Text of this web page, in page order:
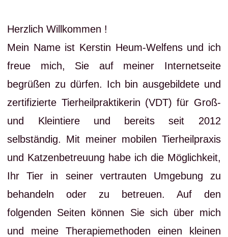
Herzlich Willkommen !
Mein Name ist Kerstin Heum-Welfens und ich
freue mich, Sie auf meiner Internetseite
begrüßen zu dürfen. Ich bin ausgebildete und
zertifizierte Tierheilpraktikerin (VDT) für Groß-
und Kleintiere und bereits seit 2012
selbständig. Mit meiner mobilen Tierheilpraxis
und Katzenbetreuung habe ich die Möglichkeit,
Ihr Tier in seiner vertrauten Umgebung zu
behandeln oder zu betreuen. Auf den
folgenden Seiten können Sie sich über mich
und meine Therapiemethoden einen kleinen